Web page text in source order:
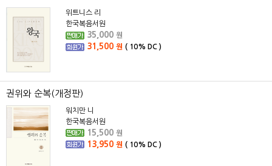
위트니스 리
한국복음서원
35,000 원
31,500 원 ( 10% DC )
권위와 순복(개정판)
워치만 니
한국복음서원
15,500 원
13,950 원 ( 10% DC )